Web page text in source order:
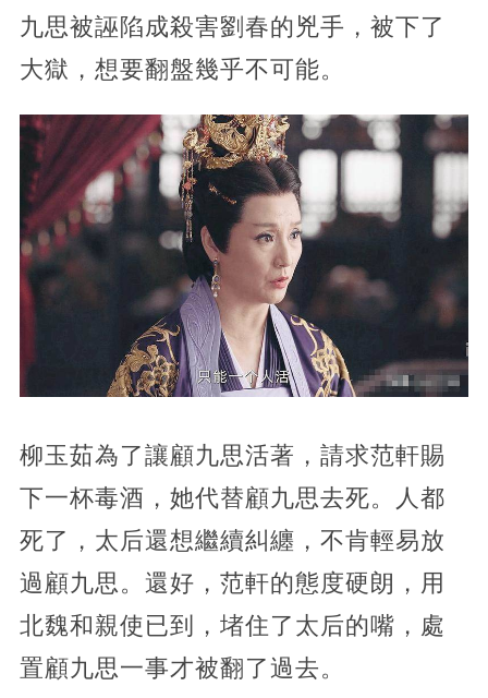
九思被誣陷成殺害劉春的兇手，被下了
大獄，想要翻盤幾乎不可能。
柳玉茹為了讓顧九思活著，請求范軒賜
下一杯毒酒，她代替顧九思去死。人都
死了，太后還想繼續糾纏，不肯輕易放
過顧九思。還好，范軒的態度硬朗，用
北魏和親使已到，堵住了太后的嘴，處
置顧九思一事才被翻了過去。